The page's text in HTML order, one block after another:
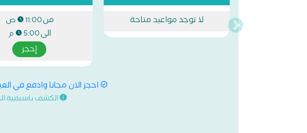
لا توجد مواعيد متاحة من11:00 ص
الى5:00 م
إحجز
احجز الان مجانا وادفع في
الكشف باسبقية